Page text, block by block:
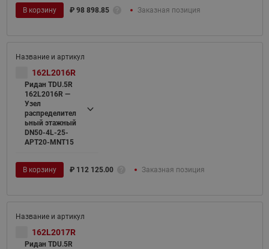
В корзину ₽ 98 898.85 Заказная позиция
162L2016R
Ридан TDU.5R
162L2016R —
Узел
распределител
ьный этажный
DN50-4L-25-
APT20-MNT15
В корзину ₽ 112 125.00 Заказная позиция
162L2017R
Ридан TDU.5R